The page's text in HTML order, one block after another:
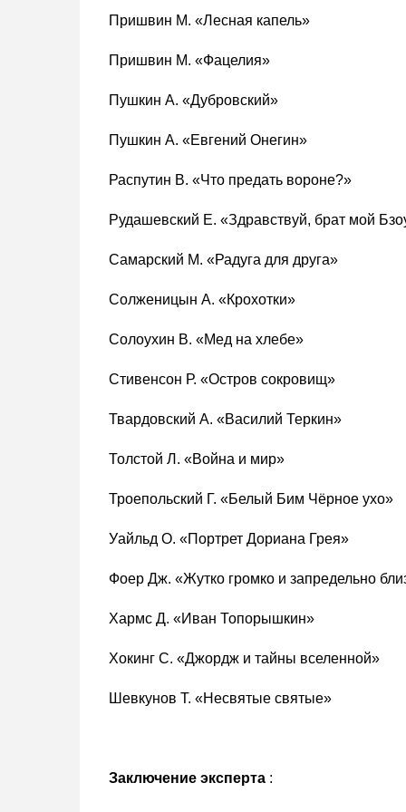
Пришвин М. «Лесная капель»
Пришвин М. «Фацелия»
Пушкин А. «Дубровский»
Пушкин А. «Евгений Онегин»
Распутин В. «Что предать вороне?»
Рудашевский Е. «Здравствуй, брат мой
Самарский М. «Радуга для друга»
Солженицын А. «Крохотки»
Солоухин В. «Мед на хлебе»
Стивенсон Р. «Остров сокровищ»
Твардовский А. «Василий Теркин»
Толстой Л. «Война и мир»
Троепольский Г. «Белый Бим Чёрное ухо»
Уайльд О. «Портрет Дориана Грея»
Фоер Дж. «Жутко громко и запредельно
Хармс Д. «Иван Топорышкин»
Хокинг С. «Джордж и тайны вселенной»
Шевкунов Т. «Несвятые святые»
Заключение эксперта: